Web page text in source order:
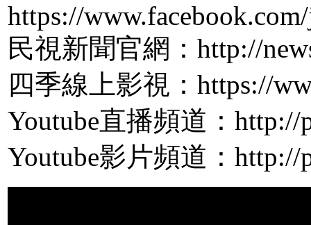
https://
民視新聞官網：http://
四季線上影視：https://
Youtube直播頻道：http://
Youtube影片頻道：http://